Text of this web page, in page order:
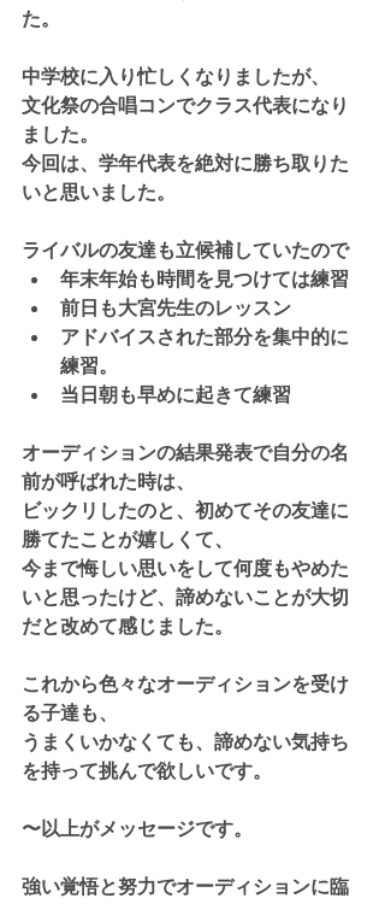
た。
中学校に入り忙しくなりましたが、
文化祭の合唱コンでクラス代表になり
ました。
今回は、学年代表を絶対に勝ち取りた
いと思いました。
ライバルの友達も立候補していたので
年末年始も時間を見つけては練習
前日も大宮先生のレッスン
アドバイスされた部分を集中的に
練習。
当日朝も早めに起きて練習
オーディションの結果発表で自分の名
前が呼ばれた時は、
ビックリしたのと、初めてその友達に
勝てたことが嬉しくて、
今まで悔しい思いをして何度もやめた
いと思ったけど、諦めないことが大切
だと改めて感じました。
これから色々なオーディションを受け
る子達も、
うまくいかなくても、諦めない気持ち
を持って挑んで欲しいです。
〜以上がメッセージです。
強い覚悟と努力でオーディションに臨